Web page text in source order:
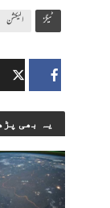
ٹیگز الیکشن
یہ بھی